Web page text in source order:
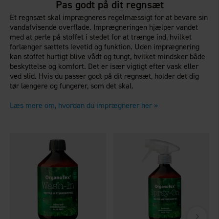
Pas godt på dit regnsæt
Et regnsæt skal imprægneres regelmæssigt for at bevare sin
vandafvisende overflade. Imprægneringen hjælper vandet
med at perle på stoffet i stedet for at trænge ind, hvilket
forlænger sættets levetid og funktion. Uden imprægnering
kan stoffet hurtigt blive vådt og tungt, hvilket mindsker både
beskyttelse og komfort. Det er især vigtigt efter vask eller
ved slid. Hvis du passer godt på dit regnsæt, holder det dig
tør længere og fungerer, som det skal.
Læs mere om, hvordan du imprægnerer her »